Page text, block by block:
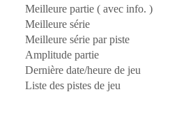
Meilleure partie ( avec info. )
Meilleure série
Meilleure série par piste
Amplitude partie
Dernière date/heure de jeu
Liste des pistes de jeu